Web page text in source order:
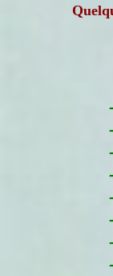
-
-
-
-
-